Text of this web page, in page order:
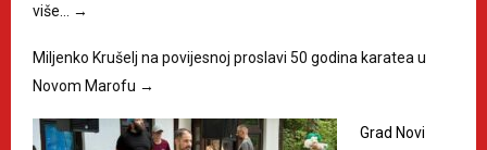
više…
→
Miljenko Krušelj na povijesnoj proslavi 50 godina karatea u
Novom Marofu →
Grad Novi